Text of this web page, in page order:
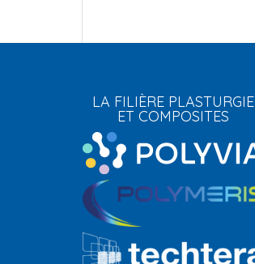
LA FILIÈRE PLASTURGIE
ET COMPOSITES